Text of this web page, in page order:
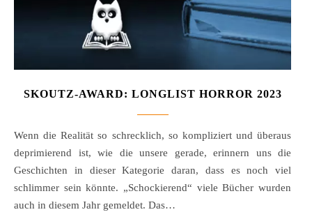
SKOUTZ-AWARD: LONGLIST HORROR 2023
Wenn die Realität so schrecklich, so kompliziert und überaus
deprimierend ist, wie die unsere gerade, erinnern uns die
Geschichten in dieser Kategorie daran, dass es noch viel
schlimmer sein könnte. „Schockierend“ viele Bücher wurden
auch in diesem Jahr gemeldet. Das…